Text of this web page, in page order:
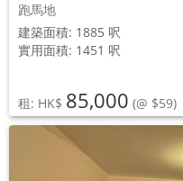
跑馬地
建築面積: 1885 呎
實用面積: 1451 呎
租: HK$ 85,000 (@ $59)